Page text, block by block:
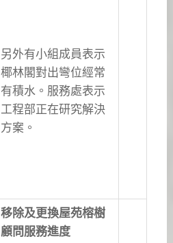
另外有小組成員表示
椰林閣對出彎位經常
有積水。服務處表示
工程部正在研究解決
方案。
移除及更換屋苑榕樹
顧問服務進度